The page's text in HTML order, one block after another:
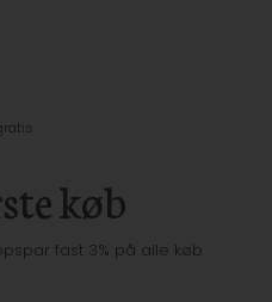
køb
fast 3% på alle køb